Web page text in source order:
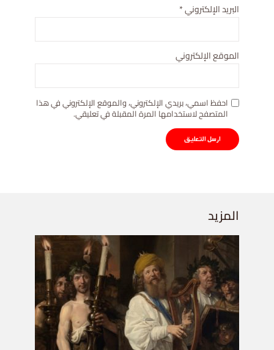
البريد الإلكتروني*
الموقع الإلكتروني
احفظ اسمي، بريدي الإلكتروني، والموقع الإلكتروني في هذا
المتصفح لاستخدامها المرة المقبلة في تعليقي.
المزيد